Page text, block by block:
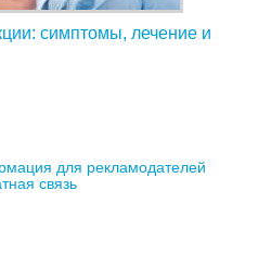
симптомы, лечение и
для рекламодателей
связь